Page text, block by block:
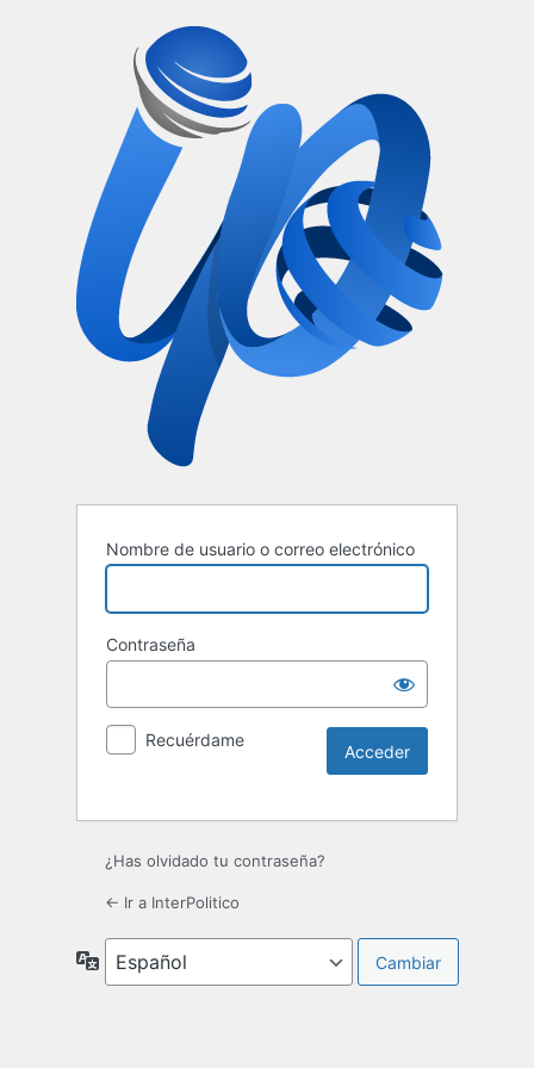
Nombre de usuario o correo electrónico
Contraseña
Recuérdame
¿Has olvidado tu contraseña?
← Ir a InterPolitico
Idioma